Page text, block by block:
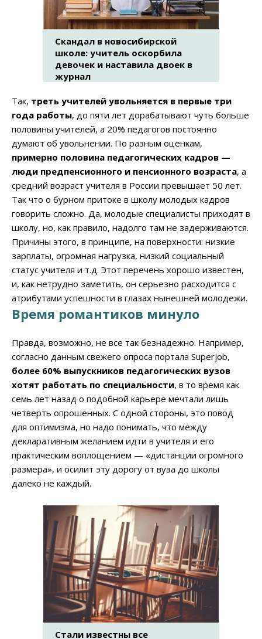
Скандал в новосибирской
школе: учитель оскорбила
девочек и наставила двоек в
журнал
Так, треть учителей увольняется в первые три
года работы, до пяти лет дорабатывают чуть больше
половины учителей, а 20% педагогов постоянно
думают об увольнении. По разным оценкам,
примерно половина педагогических кадров —
люди предпенсионного и пенсионного возраста, а
средний возраст учителя в России превышает 50 лет.
Так что о бурном притоке в школу молодых кадров
говорить сложно. Да, молодые специалисты приходят в
школу, но, как правило, надолго там не задерживаются.
Причины этого, в принципе, на поверхности: низкие
зарплаты, огромная нагрузка, низкий социальный
статус учителя и т.д. Этот перечень хорошо известен,
и, как нетрудно заметить, он серьезно расходится с
атрибутами успешности в глазах нынешней молодежи.
Время романтиков минуло
Правда, возможно, не все так безнадежно. Например,
согласно данным свежего опроса портала Superjob,
более 60% выпускников педагогических вузов
хотят работать по специальности, в то время как
семь лет назад о подобной карьере мечтали лишь
четверть опрошенных. С одной стороны, это повод
для оптимизма, но надо понимать, что между
декларативным желанием идти в учителя и его
практическим воплощением — «дистанции огромного
размера», и осилит эту дорогу от вуза до школы
далеко не каждый.
Стали известны все